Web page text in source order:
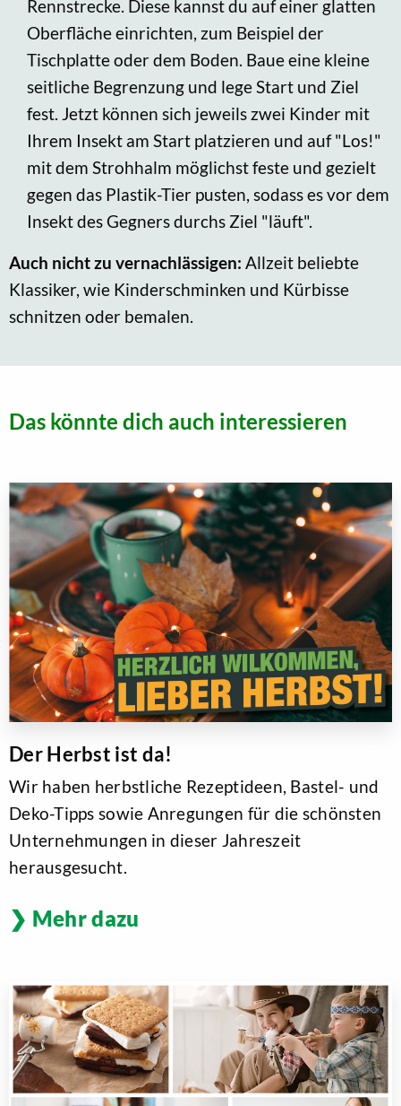
Rennstrecke. Diese kannst du auf einer glatten
Oberfläche einrichten, zum Beispiel der
Tischplatte oder dem Boden. Baue eine kleine
seitliche Begrenzung und lege Start und Ziel
fest. Jetzt können sich jeweils zwei Kinder mit
Ihrem Insekt am Start platzieren und auf "Los!"
mit dem Strohhalm möglichst feste und gezielt
gegen das Plastik-Tier pusten, sodass es vor dem
Insekt des Gegners durchs Ziel "läuft".
Auch nicht zu vernachlässigen: Allzeit beliebte
Klassiker, wie Kinderschminken und Kürbisse
schnitzen oder bemalen.
Das könnte dich auch interessieren
Der Herbst ist da!
Wir haben herbstliche Rezeptideen, Bastel- und
Deko-Tipps sowie Anregungen für die schönsten
Unternehmungen in dieser Jahreszeit
herausgesucht.
Mehr dazu